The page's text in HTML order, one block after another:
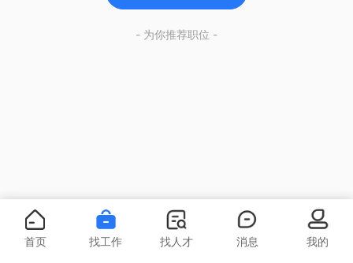
- 为你推荐职位 -
首页 找工作 找人才 消息 我的